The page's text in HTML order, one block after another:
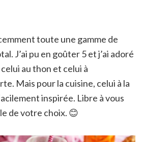
toute une gamme de
J’ai pu en goûter 5 et j’ai adoré
au thon et celui à
Mais pour la cuisine, celui à la
inspirée. Libre à vous
de votre choix. 😊